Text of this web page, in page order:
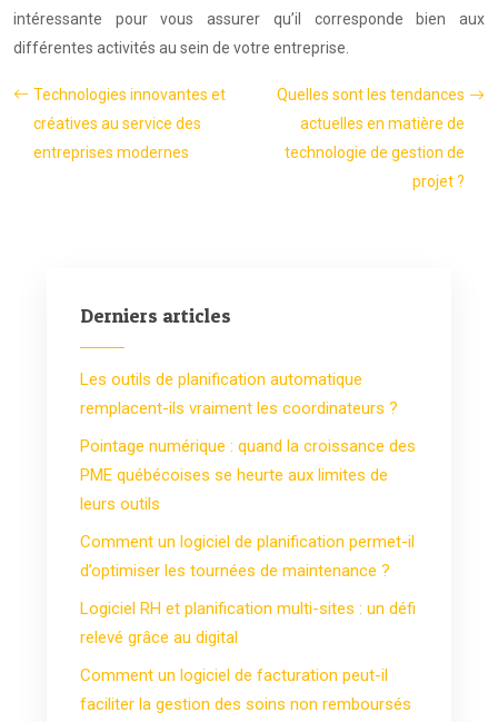
intéressante pour vous assurer qu’il corresponde bien aux
différentes activités au sein de votre entreprise.
Technologies innovantes et
créatives au service des
entreprises modernes
Quelles sont les tendances
actuelles en matière de
technologie de gestion de
projet ?
Derniers articles
Les outils de planification automatique
remplacent-ils vraiment les coordinateurs ?
Pointage numérique : quand la croissance des
PME québécoises se heurte aux limites de
leurs outils
Comment un logiciel de planification permet-il
d’optimiser les tournées de maintenance ?
Logiciel RH et planification multi-sites : un défi
relevé grâce au digital
Comment un logiciel de facturation peut-il
faciliter la gestion des soins non remboursés